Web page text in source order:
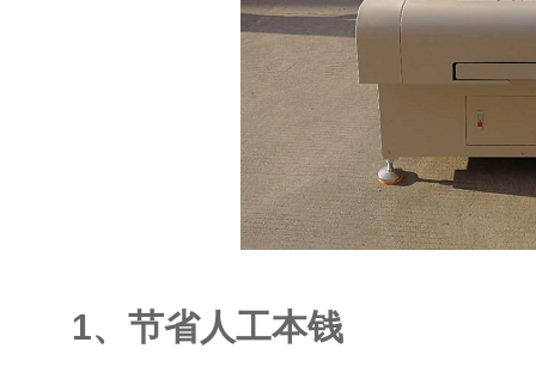
1、节省人工本钱